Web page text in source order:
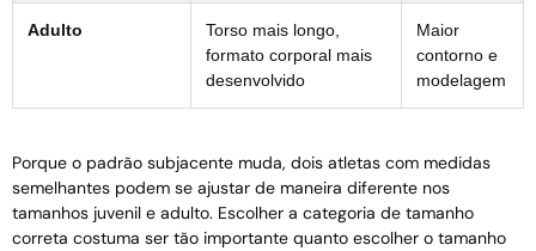
Adulto
Torso mais longo,
formato corporal mais
desenvolvido
Maior
contorno e
modelagem
Porque o padrão subjacente muda, dois atletas com medidas
semelhantes podem se ajustar de maneira diferente nos
tamanhos juvenil e adulto. Escolher a categoria de tamanho
correta costuma ser tão importante quanto escolher o tamanho